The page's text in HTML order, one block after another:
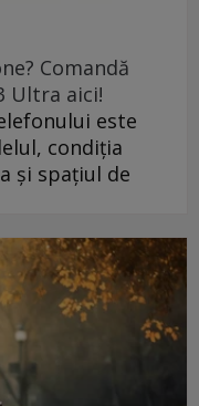
Comandă
Ultra aici!
este
condiția
și spațiul de